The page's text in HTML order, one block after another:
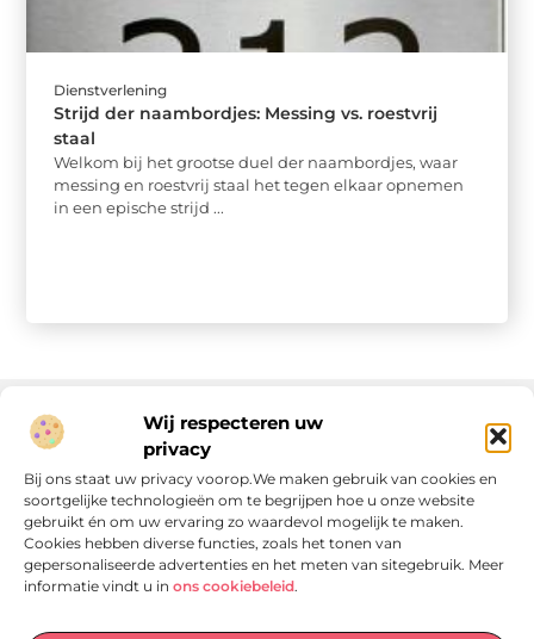
Wij respecteren uw
privacy
Bij ons staat uw privacy voorop.We maken gebruik van cookies en
soortgelijke technologieën om te begrijpen hoe u onze website
gebruikt én om uw ervaring zo waardevol mogelijk te maken.
Cookies hebben diverse functies, zoals het tonen van
gepersonaliseerde advertenties en het meten van sitegebruik. Meer
informatie vindt u in ons cookiebeleid.
Dienstverlening
Strijd der naambordjes: Messing vs. roestvrij
staal
Welkom bij het grootse duel der naambordjes, waar
messing en roestvrij staal het tegen elkaar opnemen
in een epische strijd ...
Onze informatie